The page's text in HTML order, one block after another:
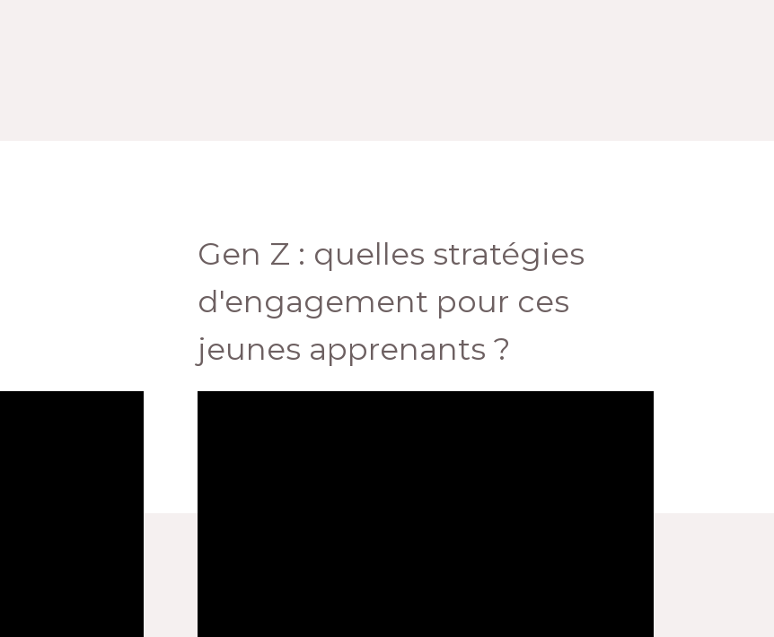
Gen Z : quelles stratégies
d'engagement pour ces
jeunes apprenants ?